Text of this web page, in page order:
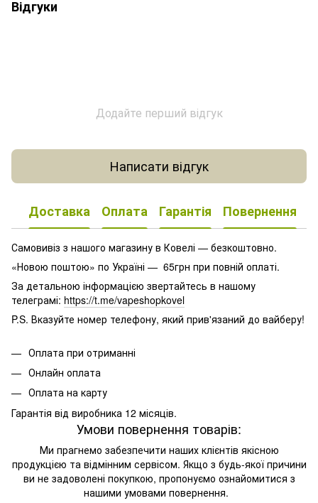
Відгуки
Додайте перший відгук
Написати відгук
Доставка Оплата Гарантія Повернення
Самовивіз з нашого магазину в Ковелі — безкоштовно.
«Новою поштою» по Україні — 65грн при повній оплаті.
За детальною інформацією звертайтесь в нашому
телеграмі: https://t.me/vapeshopkovel
P.S. Вказуйте номер телефону, який прив'язаний до вайберу!
Оплата при отриманні
Онлайн оплата
Оплата на карту
Гарантія від виробника 12 місяців.
Умови повернення товарів:
Ми прагнемо забезпечити наших клієнтів якісною
продукцією та відмінним сервісом. Якщо з будь-якої причини
ви не задоволені покупкою, пропонуємо ознайомитися з
нашими умовами повернення.